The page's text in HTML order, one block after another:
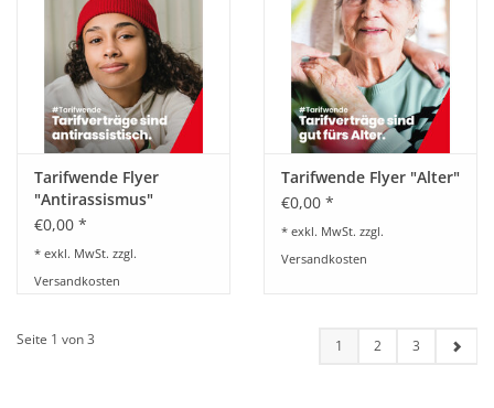
Tarifwende Flyer
"Antirassismus"
€0,00 *
* exkl. MwSt. zzgl.
Versandkosten
Tarifwende Flyer "Alter"
€0,00 *
* exkl. MwSt. zzgl.
Versandkosten
Seite 1 von 3 1 2 3